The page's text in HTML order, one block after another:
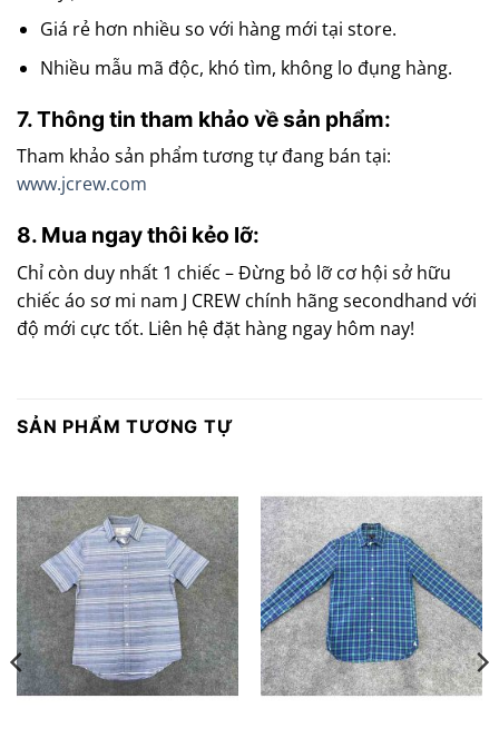
Giá rẻ hơn nhiều so với hàng mới tại store.
Nhiều mẫu mã độc, khó tìm, không lo đụng hàng.
7. Thông tin tham khảo về sản phẩm:
Tham khảo sản phẩm tương tự đang bán tại:
www.jcrew.com
8. Mua ngay thôi kẻo lỡ:
Chỉ còn duy nhất 1 chiếc – Đừng bỏ lỡ cơ hội sở hữu
chiếc áo sơ mi nam J CREW chính hãng secondhand với
độ mới cực tốt. Liên hệ đặt hàng ngay hôm nay!
SẢN PHẨM TƯƠNG TỰ